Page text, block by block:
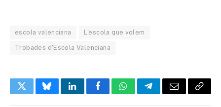
escola valenciana L'escola que volem
Trobades d'Escola Valenciana
TwitterBlueskyLinkedInFacebookWhatsAppTelegramEmail Copy